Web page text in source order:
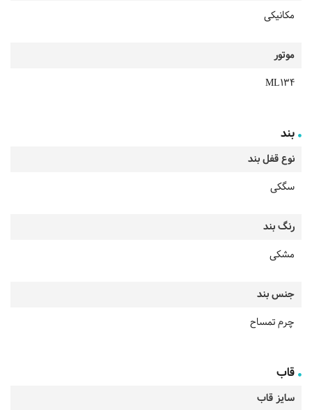
مکانیکی
موتور
ML134
بند
نوع قفل بند
سگکی
رنگ بند
مشکی
جنس بند
چرم تمساح
قاب
سایز قاب